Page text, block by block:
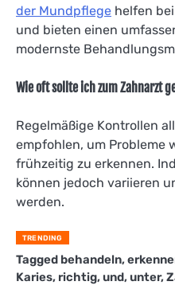
der Mundpflege helfen
und bieten einen
modernste
Wie oft sollte ich zum Zahnarzt
Regelmäßige Kontrollen
empfohlen, um Probleme
frühzeitig zu erkennen.
können jedoch variieren
werden.
TRENDING
Tagged behandeln,
Karies, richtig, und, unter,